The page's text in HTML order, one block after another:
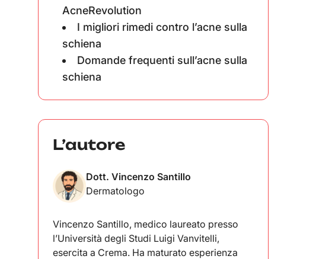
AcneRevolution
I migliori rimedi contro l’acne sulla
schiena
Domande frequenti sull’acne sulla
schiena
L’autore
Dott. Vincenzo Santillo
Dermatologo
Vincenzo Santillo, medico laureato presso
l’Università degli Studi Luigi Vanvitelli,
esercita a Crema. Ha maturato esperienza